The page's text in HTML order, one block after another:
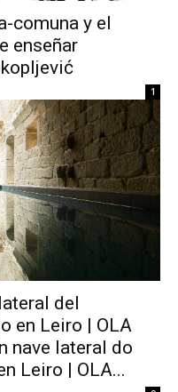
comuna y el
enseñar
1
del
en Leiro | OLA
nave lateral do
Leiro | OLA...